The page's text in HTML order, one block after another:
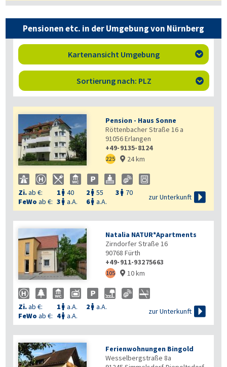
Pensionen etc. in der Umgebung von Nürnberg
Kartenansicht Umgebung 
Sortierung nach: PLZ 
Pension - Haus Sonne
Röttenbacher Straße 16 a
91056Erlangen
+49-9135-8124
225  24 km
Zi.ab €: 1  40 2  55 3  70
FeWo ab €: 3  a.A. 6 a.A.
zur Unterkunft 
Natalia NATUR*Apartments
Zirndorfer Straße 16
90768 Fürth
+49-911-93275663
105  10 km
Zi.ab €: 1  a.A. 2  a.A.
FeWo ab €: 4 a.A.
zur Unterkunft 
Ferienwohnungen Bingold
Wesselbergstraße 8a